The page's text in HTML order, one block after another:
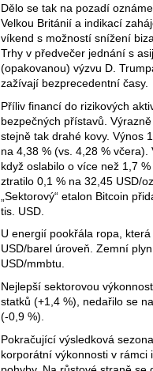
Dělo se tak na pozadí
Velkou Británií a indikací
víkend s možností snížení
Trhy v předvečer jednání s
(opakovanou) výzvu D.
zažívají bezprecedentní časy.
Příliv financí do rizikových
bezpečných přístavů.
stejně tak drahé kovy. Výnos
na 4,38 % (vs. 4,28 %
když oslabilo o více než 1,7
ztratilo 0,1 % na 32,45 USD/
„Sektorový“ etalon Bitcoin
tis. USD.
U energií pookřála ropa,
USD/barel úroveň. Zemní
USD/mmbtu.
Nejlepší sektorovou
statků (+1,4 %), nedařilo se
(-0,9 %).
Pokračující výsledková
korporátní výkonnosti v rámci